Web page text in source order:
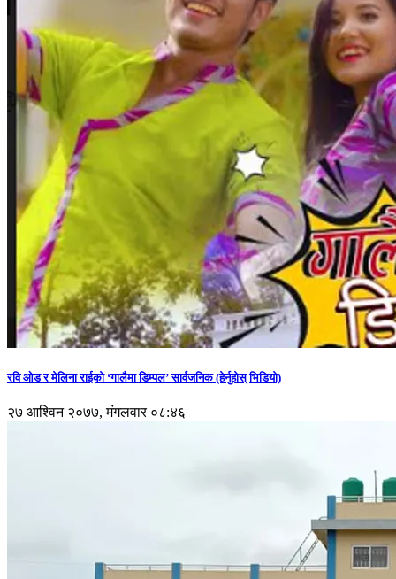
रवि ओड र मेलिना राईको ‘गालैमा डिम्पल’ सार्वजनिक (हेर्नुहोस् भिडियो)
२७ आश्विन २०७७, मंगलवार ०८:४६